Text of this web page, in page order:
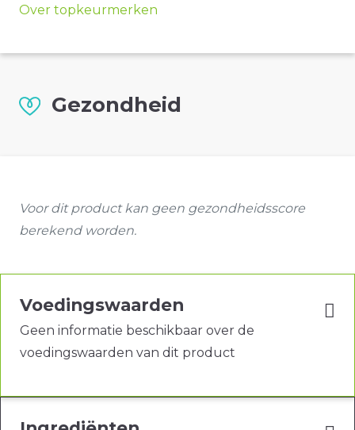
Over topkeurmerken
Gezondheid
Voor dit product kan geen gezondheidsscore
berekend worden.
Voedingswaarden
Geen informatie beschikbaar over de
voedingswaarden van dit product